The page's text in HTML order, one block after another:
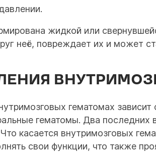
жидкой или
неё, повреждает их и может
гематомах
гематомы. Два
касается внутримозговых
свои функции, что также